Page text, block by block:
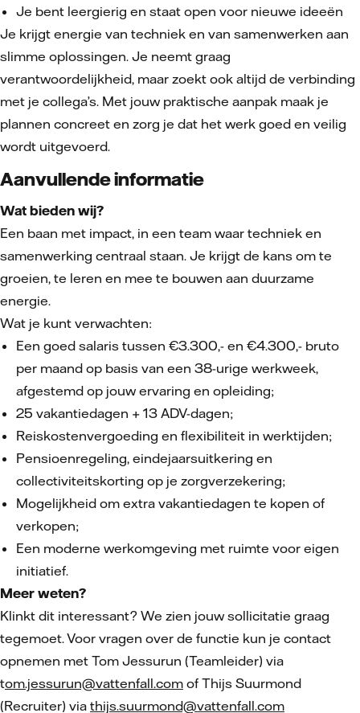
Je bent leergierig en staat open voor nieuwe ideeën
Je krijgt energie van techniek en van samenwerken aan
slimme oplossingen. Je neemt graag
verantwoordelijkheid, maar zoekt ook altijd de verbinding
met je collega’s. Met jouw praktische aanpak maak je
plannen concreet en zorg je dat het werk goed en veilig
wordt uitgevoerd.
Aanvullende informatie
Wat bieden wij?
Een baan met impact, in een team waar techniek en
samenwerking centraal staan. Je krijgt de kans om te
groeien, te leren en mee te bouwen aan duurzame
energie.
Wat je kunt verwachten:
Een goed salaris tussen €3.300,- en €4.300,- bruto
per maand op basis van een 38-urige werkweek,
afgestemd op jouw ervaring en opleiding;
25 vakantiedagen + 13 ADV-dagen;
Reiskostenvergoeding en flexibiliteit in werktijden;
Pensioenregeling, eindejaarsuitkering en
collectiviteitskorting op je zorgverzekering;
Mogelijkheid om extra vakantiedagen te kopen of
verkopen;
Een moderne werkomgeving met ruimte voor eigen
initiatief.
Meer weten?
Klinkt dit interessant? We zien jouw sollicitatie graag
tegemoet. Voor vragen over de functie kun je contact
opnemen met Tom Jessurun (Teamleider) via
tom.jessurun@vattenfall.com of Thijs Suurmond
(Recruiter) via thijs.suurmond@vattenfall.com